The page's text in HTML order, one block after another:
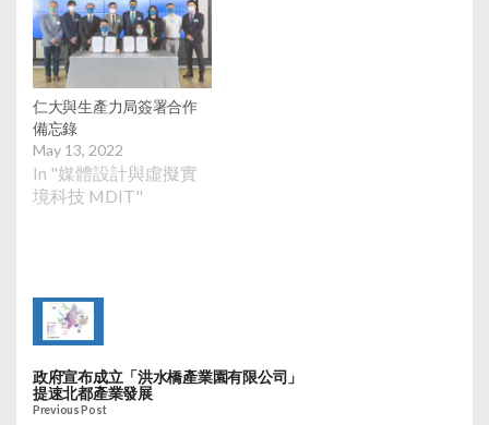
仁大與生產力局簽署合作
備忘錄
May 13, 2022
In "媒體設計與虛擬實
境科技 MDIT"
政府宣布成立「洪水橋產業園有限公司」
提速北都產業發展
Previous Post